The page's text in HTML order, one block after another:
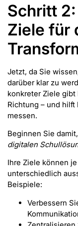
Schritt
Ziele für
Jetzt, da Sie
darüber klar zu
konkreter Ziele gibt
Richtung – und hilft
messen.
Beginnen Sie
digitalen
Ihre Ziele können
unterschiedlich
Beispiele:
Verbessern